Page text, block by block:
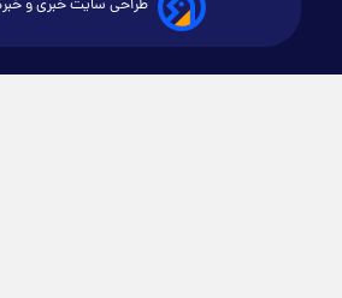
طراحی سایت خبری و